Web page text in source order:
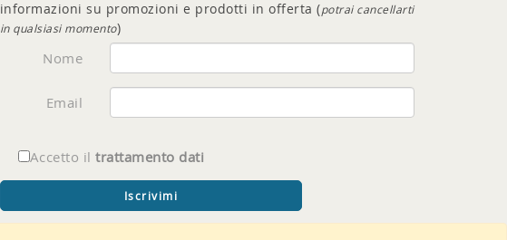
informazioni su promozioni e prodotti in offerta (potrai cancellarti
in qualsiasi momento)
Nome
Email
Accetto il trattamento dati